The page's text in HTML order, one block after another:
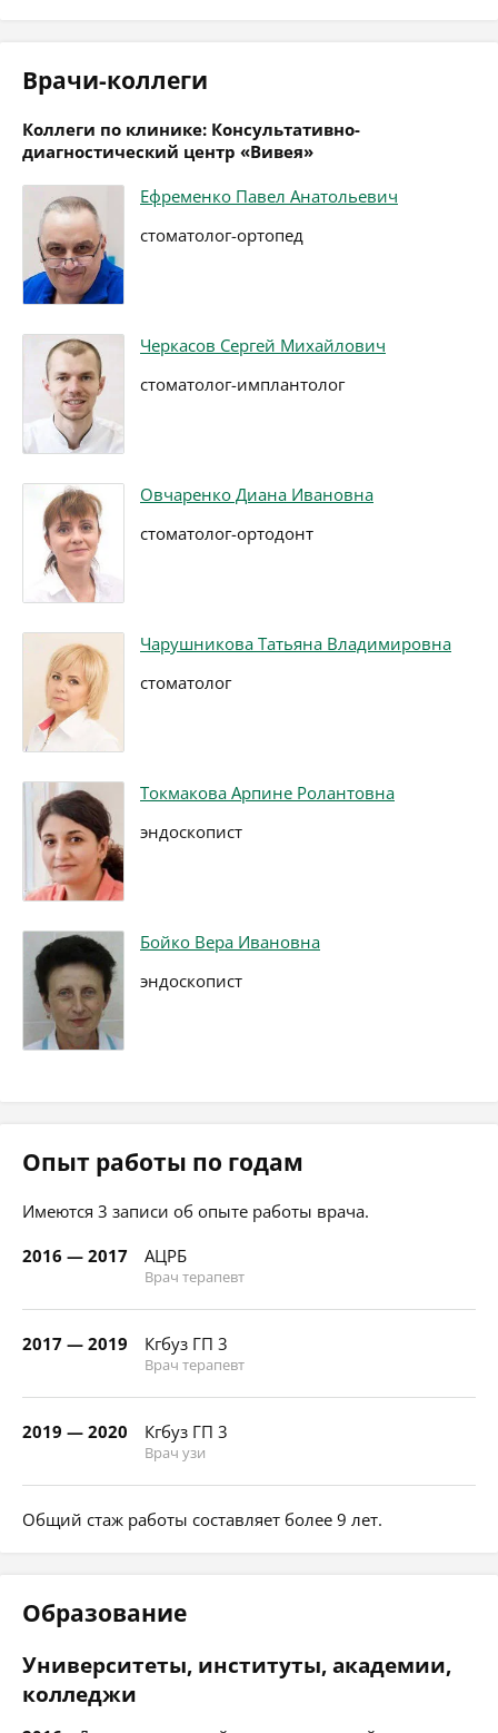
Врачи-коллеги
Коллеги по клинике: Консультативно-
диагностический центр «Вивея»
Ефременко Павел Анатольевич
стоматолог-ортопед
Черкасов Сергей Михайлович
стоматолог-имплантолог
Овчаренко Диана Ивановна
стоматолог-ортодонт
Чарушникова Татьяна Владимировна
стоматолог
Токмакова Арпине Ролантовна
эндоскопист
Бойко Вера Ивановна
эндоскопист
Опыт работы по годам
Имеются 3 записи об опыте работы врача.
2016 — 2017
АЦРБ
Врач терапевт
2017 — 2019 Кгбуз ГП 3
Врач терапевт
2019 — 2020 Кгбуз ГП 3
Врач узи
Общий стаж работы составляет более 9 лет.
Образование
Университеты, институты, академии,
колледжи